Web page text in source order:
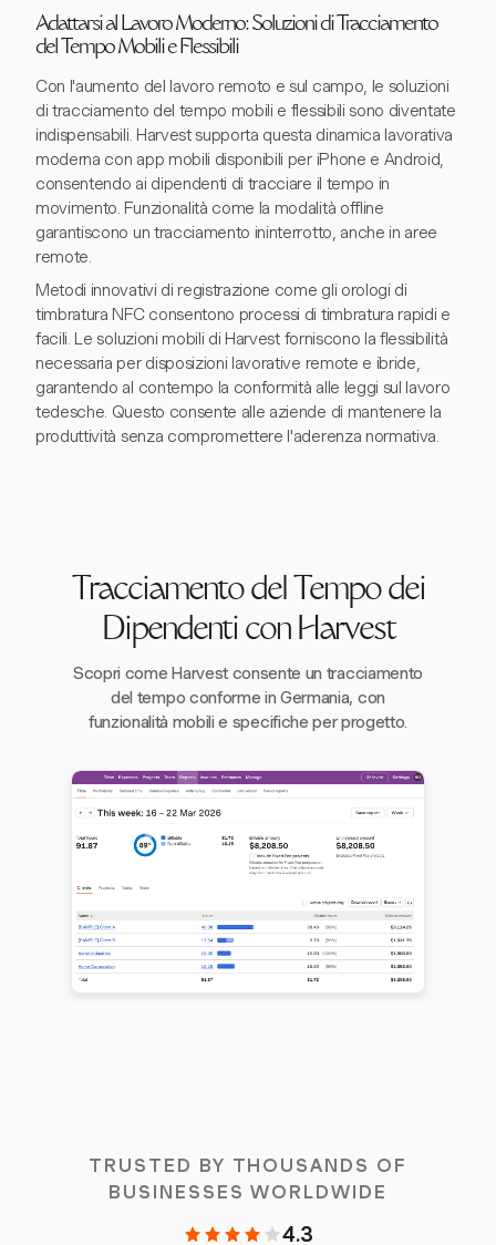
Adattarsi al Lavoro Moderno: Soluzioni di Tracciamento
del Tempo Mobili e Flessibili
Con l'aumento del lavoro remoto e sul campo, le soluzioni
di tracciamento del tempo mobili e flessibili sono diventate
indispensabili. Harvest supporta questa dinamica lavorativa
moderna con app mobili disponibili per iPhone e Android,
consentendo ai dipendenti di tracciare il tempo in
movimento. Funzionalità come la modalità offline
garantiscono un tracciamento ininterrotto, anche in aree
remote.
Metodi innovativi di registrazione come gli orologi di
timbratura NFC consentono processi di timbratura rapidi e
facili. Le soluzioni mobili di Harvest forniscono la flessibilità
necessaria per disposizioni lavorative remote e ibride,
garantendo al contempo la conformità alle leggi sul lavoro
tedesche. Questo consente alle aziende di mantenere la
produttività senza compromettere l'aderenza normativa.
Tracciamento del Tempo dei
Dipendenti con Harvest
Scopri come Harvest consente un tracciamento
del tempo conforme in Germania, con
funzionalità mobili e specifiche per progetto.
TRUSTED BY THOUSANDS OF
BUSINESSES WORLDWIDE
4.3